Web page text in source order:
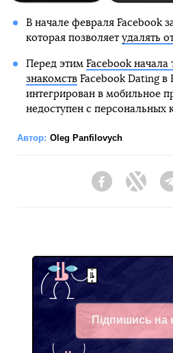
В начале февраля Facebook
которая позволяет удалять
Перед этим Facebook начала
знакомствFacebook Dating в
интегрирован в мобильное
недоступен с персональных
Автор: Oleg Panfilovych
Facebook
Підпишись на
Facebook